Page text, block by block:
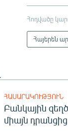
Հոդվածը
Հայերեն
ՀԱՍԱՐԱԿՈՒԹՅՈՒՆ
Բանկային
միայն